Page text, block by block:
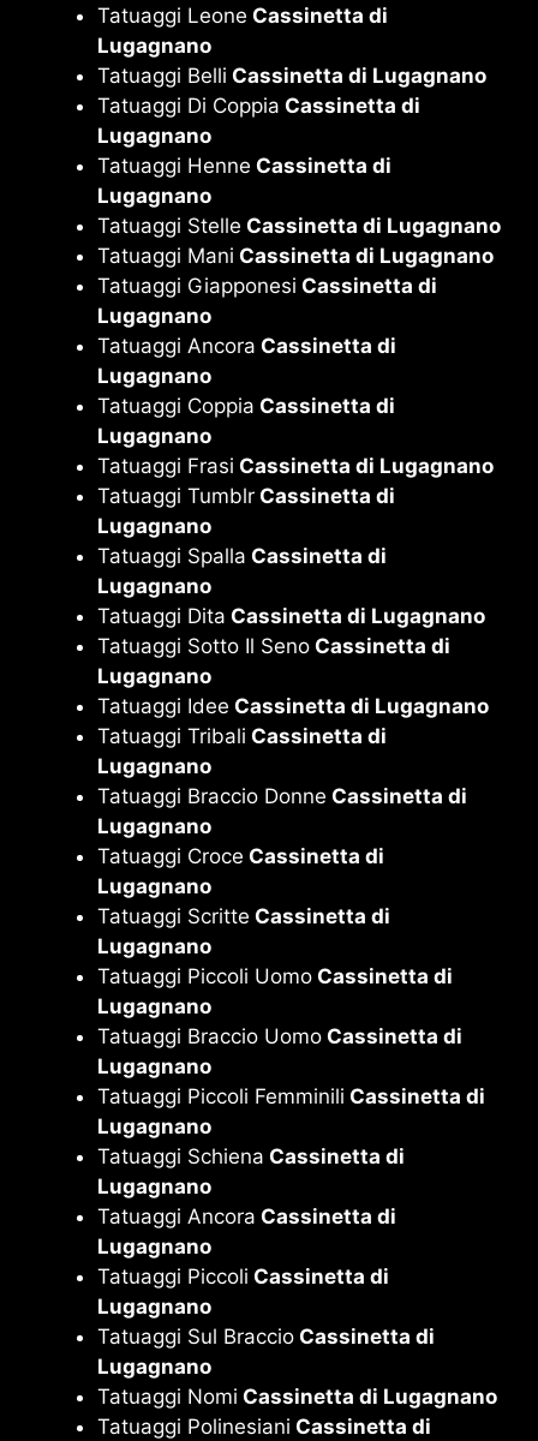
Tatuaggi Leone Cassinetta di
Lugagnano
Tatuaggi Belli Cassinetta di Lugagnano
Tatuaggi Di Coppia Cassinetta di
Lugagnano
Tatuaggi Henne Cassinetta di
Lugagnano
Tatuaggi Stelle Cassinetta di Lugagnano
Tatuaggi Mani Cassinetta di Lugagnano
Tatuaggi Giapponesi Cassinetta di
Lugagnano
Tatuaggi Ancora Cassinetta di
Lugagnano
Tatuaggi Coppia Cassinetta di
Lugagnano
Tatuaggi Frasi Cassinetta di Lugagnano
Tatuaggi Tumblr Cassinetta di
Lugagnano
Tatuaggi Spalla Cassinetta di
Lugagnano
Tatuaggi Dita Cassinetta di Lugagnano
Tatuaggi Sotto Il Seno Cassinetta di
Lugagnano
Tatuaggi Idee Cassinetta di Lugagnano
Tatuaggi Tribali Cassinetta di
Lugagnano
Tatuaggi Braccio Donne Cassinetta di
Lugagnano
Tatuaggi Croce Cassinetta di
Lugagnano
Tatuaggi Scritte Cassinetta di
Lugagnano
Tatuaggi Piccoli Uomo Cassinetta di
Lugagnano
Tatuaggi Braccio Uomo Cassinetta di
Lugagnano
Tatuaggi Piccoli Femminili Cassinetta di
Lugagnano
Tatuaggi Schiena Cassinetta di
Lugagnano
Tatuaggi Ancora Cassinetta di
Lugagnano
Tatuaggi Piccoli Cassinetta di
Lugagnano
Tatuaggi Sul Braccio Cassinetta di
Lugagnano
Tatuaggi Nomi Cassinetta di Lugagnano
Tatuaggi Polinesiani Cassinetta di